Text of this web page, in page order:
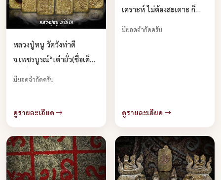
หลวงปู่หนู วัดวังท่าดี
จ.เพชรบูรณ์“เต๋ายั่ว(ชื่อเต็ม
เต๋ายั่วยวนชวนรวย) บูชาได้
มียอดจำกัดครับ
ดูรายละเอียด
เคราะห์ ไม่ต้องสะเดาะ ก็
เหาะไปเอง บูชาได้แล้วครับ
มียอดจำกัดครับ
ดูรายละเอียด